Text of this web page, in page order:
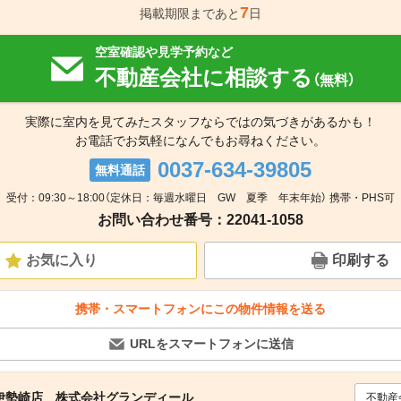
掲載期限まであと7日
空室確認や見学予約など
不動産会社に相談する （無料）
実際に室内を見てみたスタッフならではの気づきがあるかも！
お電話でお気軽になんでもお尋ねください。
無料通話 0037-634-39805
受付：09:30～18:00（定休日：毎週水曜日 GW 夏季 年末年始） 携帯・PHS可
お問い合わせ番号：22041-1058
お気に入り 印刷する
携帯・スマートフォンにこの物件情報を送る
URLをスマートフォンに送信
勢崎店 株式会社グランディール 不動産